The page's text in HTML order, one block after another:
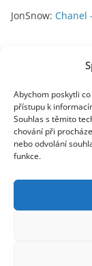
Abychom poskytli
přístupu k
Souhlas s těmito
chování při
nebo odvolání
funkce.
JonSnow: Chanel
A
c
h toplist